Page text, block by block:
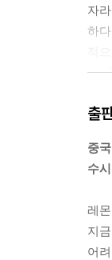
자
하
---
누
도
---
에
도
출
중
수
레
지
어